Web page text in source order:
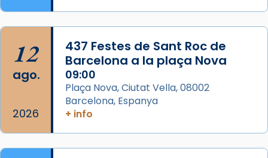
View on Facebook · Share
12
ago.
2026
437 Festes de Sant Roc de
Barcelona a la plaça Nova
09:00
Plaça Nova, Ciutat Vella, 08002
Barcelona, Espanya
+ info